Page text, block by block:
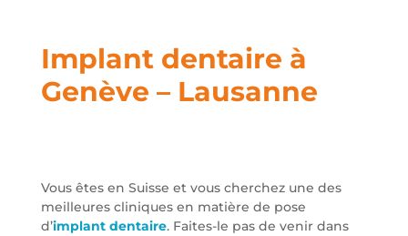
Implant dentaire à
Genève – Lausanne
Vous êtes en Suisse et vous cherchez une des
meilleures cliniques en matière de pose
d’implant dentaire. Faites-le pas de venir dans